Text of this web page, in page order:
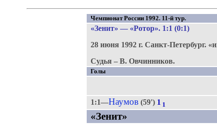
Чемпионат России 1992. 11-й тур.
«Зенит» — «Ротор». 1:1 (0:1)
28 июня 1992 г. Санкт-Петербург.
Судья – В. Овчинников.
Голы
1:1—Наумов(59') 1 1
«Зенит»